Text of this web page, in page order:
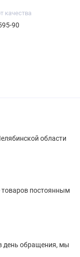
качества
90
области
товаров постоянным
день обращения, мы